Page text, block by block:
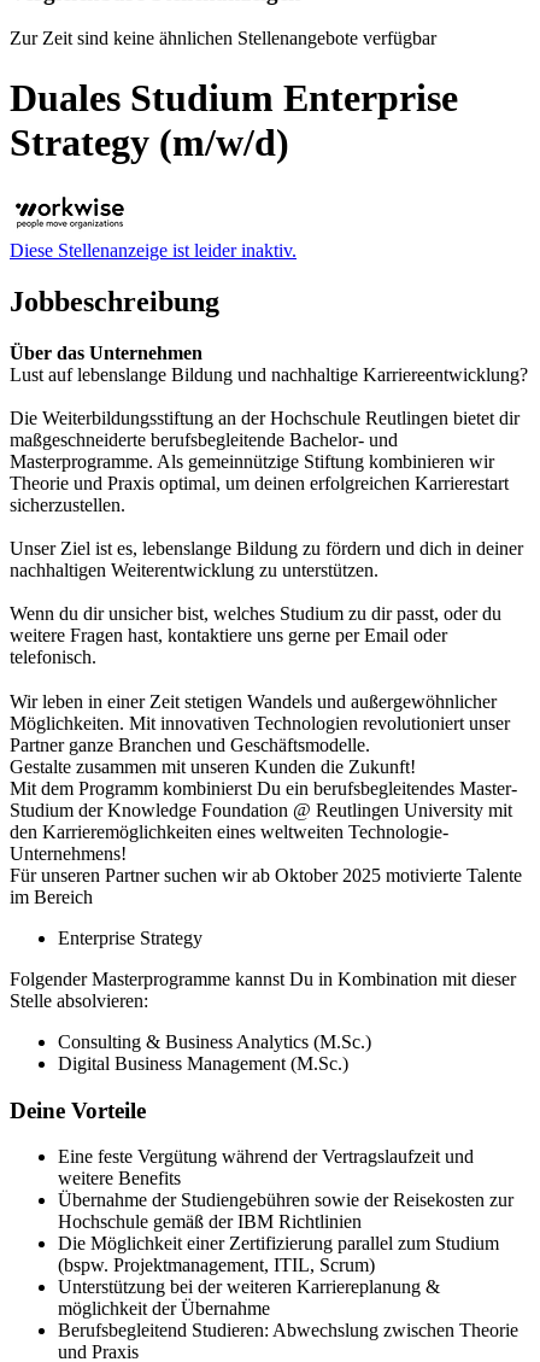
Zur Zeit sind keine ähnlichen Stellenangebote verfügbar
Duales Studium Enterprise
Strategy (m/w/d)
Diese Stellenanzeige ist leider inaktiv.
Jobbeschreibung
Über das Unternehmen
Lust auf lebenslange Bildung und nachhaltige Karriereentwicklung?
Die Weiterbildungsstiftung an der Hochschule Reutlingen bietet dir
maßgeschneiderte berufsbegleitende Bachelor- und
Masterprogramme. Als gemeinnützige Stiftung kombinieren wir
Theorie und Praxis optimal, um deinen erfolgreichen Karrierestart
sicherzustellen.
Unser Ziel ist es, lebenslange Bildung zu fördern und dich in deiner
nachhaltigen Weiterentwicklung zu unterstützen.
Wenn du dir unsicher bist, welches Studium zu dir passt, oder du
weitere Fragen hast, kontaktiere uns gerne per Email oder
telefonisch.
Wir leben in einer Zeit stetigen Wandels und außergewöhnlicher
Möglichkeiten. Mit innovativen Technologien revolutioniert unser
Partner ganze Branchen und Geschäftsmodelle.
Gestalte zusammen mit unseren Kunden die Zukunft!
Mit dem Programm kombinierst Du ein berufsbegleitendes Master-
Studium der Knowledge Foundation @ Reutlingen University mit
den Karrieremöglichkeiten eines weltweiten Technologie-
Unternehmens!
Für unseren Partner suchen wir ab Oktober 2025 motivierte Talente
im Bereich
Enterprise Strategy
Folgender Masterprogramme kannst Du in Kombination mit dieser
Stelle absolvieren:
Consulting & Business Analytics (M.Sc.)
Digital Business Management (M.Sc.)
Deine Vorteile
Eine feste Vergütung während der Vertragslaufzeit und
weitere Benefits
Übernahme der Studiengebühren sowie der Reisekosten zur
Hochschule gemäß der IBM Richtlinien
Die Möglichkeit einer Zertifizierung parallel zum Studium
(bspw. Projektmanagement, ITIL, Scrum)
Unterstützung bei der weiteren Karriereplanung &
möglichkeit der Übernahme
Berufsbegleitend Studieren: Abwechslung zwischen Theorie
und Praxis